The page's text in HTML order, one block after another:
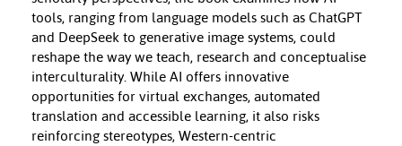
tools, ranging from language models such as ChatGPT
and DeepSeek to generative image systems, could
reshape the way we teach, research and conceptualise
interculturality. While AI offers innovative
opportunities for virtual exchanges, automated
translation and accessible learning, it also risks
reinforcing stereotypes, Western-centric